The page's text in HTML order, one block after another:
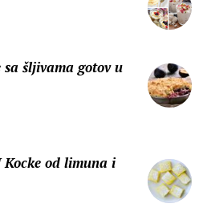
sa šljivama gotov u
Kocke od limuna i